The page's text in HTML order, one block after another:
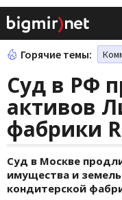
Горячие темы:
Суд в РФ
активов
фабрики
Суд в Москве
имущества и
кондитерской